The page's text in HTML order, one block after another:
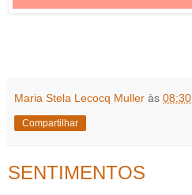
Maria Stela Lecocq Muller às 08:30
Compartilhar
SENTIMENTOS